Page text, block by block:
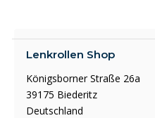
Lenkrollen Shop
Königsborner Straße 26a
39175 Biederitz
Deutschland